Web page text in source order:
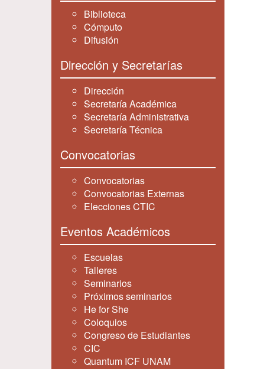
Biblioteca
Cómputo
Difusión
Dirección y Secretarías
Dirección
Secretaría Académica
Secretaría Administrativa
Secretaría Técnica
Convocatorias
Convocatorias
Convocatorias Externas
Elecciones CTIC
Eventos Académicos
Escuelas
Talleres
Seminarios
Próximos seminarios
He for She
Coloquios
Congreso de Estudiantes
CIC
Quantum ICF UNAM